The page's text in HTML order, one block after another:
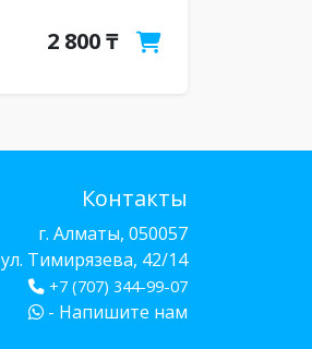
2 800 ₸
Контакты
г. Алматы, 050057
ул. Тимирязева, 42/14
+7 (707) 344-99-07
- Напишите нам